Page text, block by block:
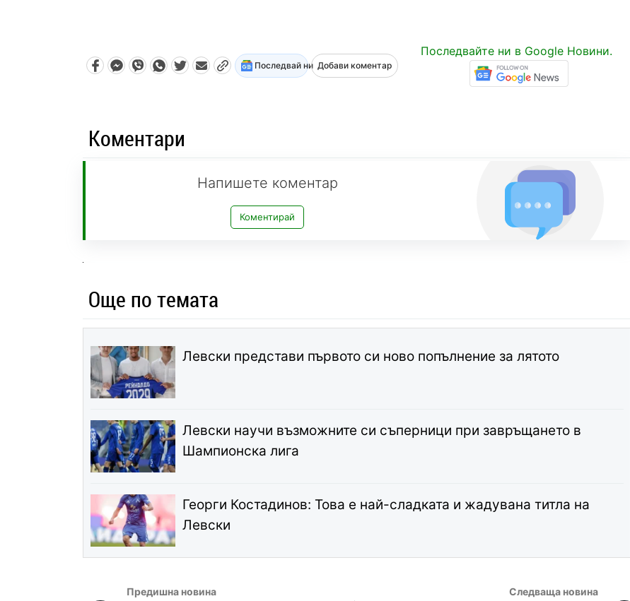
Последвай ни Добави коментар
Последвайте ни в Google Новини.
Коментари
Напишете коментар
Коментирай
Още по темата
Левски представи първото си ново попълнение за лятото
Левски научи възможните си съперници при завръщането в
Шампионска лига
Георги Костадинов: Това е най-сладката и жадувана титла на
Левски